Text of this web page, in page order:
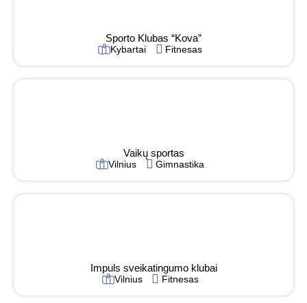
Sporto Klubas “Kova”
Kybartai Fitnesas
Vaikų sportas
Vilnius Gimnastika
Impuls sveikatingumo klubai
Vilnius Fitnesas